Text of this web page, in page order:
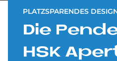
PLATZSPARENDES
Die
HSK